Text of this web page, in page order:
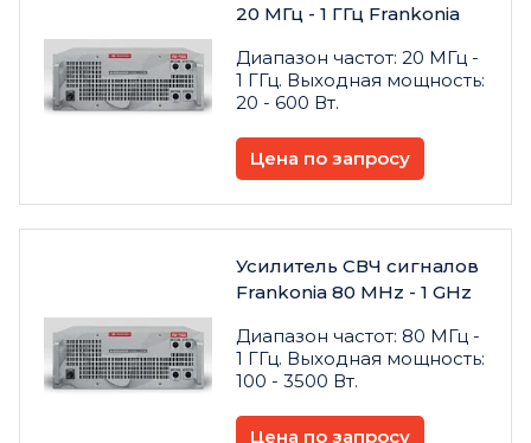
20 МГц - 1 ГГц Frankonia
Диапазон частот: 20 МГц -
1 ГГц. Выходная мощность:
20 - 600 Вт.
Цена по запросу
Усилитель СВЧ сигналов
Frankonia 80 MHz - 1 GHz
Диапазон частот: 80 МГц -
1 ГГц. Выходная мощность:
100 - 3500 Вт.
Цена по запросу